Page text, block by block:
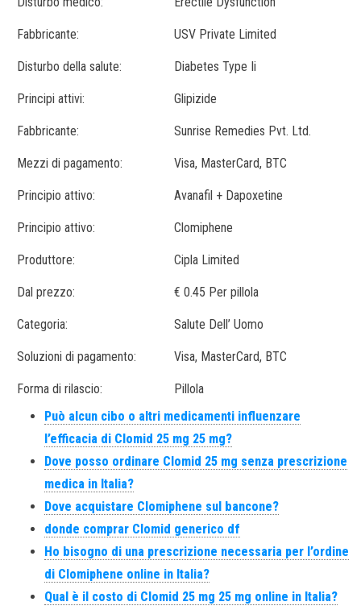
Fabbricante: USV Private Limited
Disturbo della salute: Diabetes Type Ii
Principi attivi: Glipizide
Fabbricante: Sunrise Remedies Pvt. Ltd.
Mezzi di pagamento: Visa, MasterCard, BTC
Principio attivo: Avanafil + Dapoxetine
Principio attivo: Clomiphene
Produttore: Cipla Limited
Dal prezzo: € 0.45 Per pillola
Categoria: Salute Dell’ Uomo
Soluzioni di pagamento: Visa, MasterCard, BTC
Forma di rilascio:
Pillola
Può alcun cibo o altri medicamenti influenzare
l’efficacia di Clomid 25 mg 25 mg?
Dove posso ordinare Clomid 25 mg senza prescrizione
medica in Italia?
Dove acquistare Clomiphene sul bancone?
donde comprar Clomid generico df
Ho bisogno di una prescrizione necessaria per l’ordine
di Clomiphene online in Italia?
Qual è il costo di Clomid 25 mg 25 mg online in Italia?